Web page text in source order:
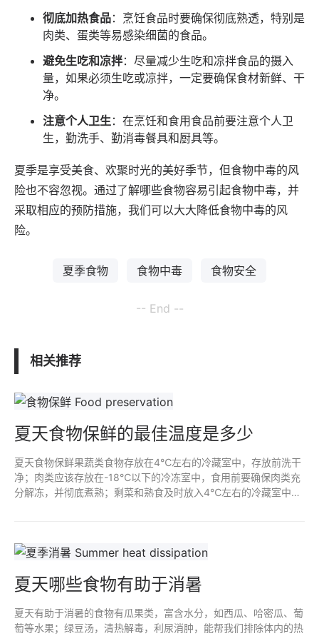
彻底加热食品：烹饪食品时要确保彻底熟透，特别是
肉类、蛋类等易感染细菌的食品。
避免生吃和凉拌：尽量减少生吃和凉拌食品的摄入
量，如果必须生吃或凉拌，一定要确保食材新鲜、干
净。
注意个人卫生：在烹饪和食用食品前要注意个人卫
生，勤洗手、勤消毒餐具和厨具等。
夏季是享受美食、欢聚时光的美好季节，但食物中毒的风
险也不容忽视。通过了解哪些食物容易引起食物中毒，并
采取相应的预防措施，我们可以大大降低食物中毒的风
险。
夏季食物 食物中毒 食物安全
-- End --
相关推荐
夏天食物保鲜的最佳温度是多少
夏天食物保鲜果蔬类食物存放在4℃左右的冷藏室中，存放前洗干
净；肉类应该存放在-18℃以下的冷冻室中，食用前要确保肉类充
分解冻，并彻底煮熟；剩菜和熟食及时放入4℃左右的冷藏室中保
夏天哪些食物有助于消暑
夏天有助于消暑的食物有瓜果类，富含水分，如西瓜、哈密瓜、葡
萄等水果；绿豆汤，清热解毒，利尿消肿，能帮我们排除体内的热